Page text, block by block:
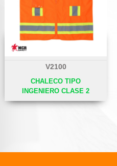
V2100
CHALECO TIPO
INGENIERO CLASE 2